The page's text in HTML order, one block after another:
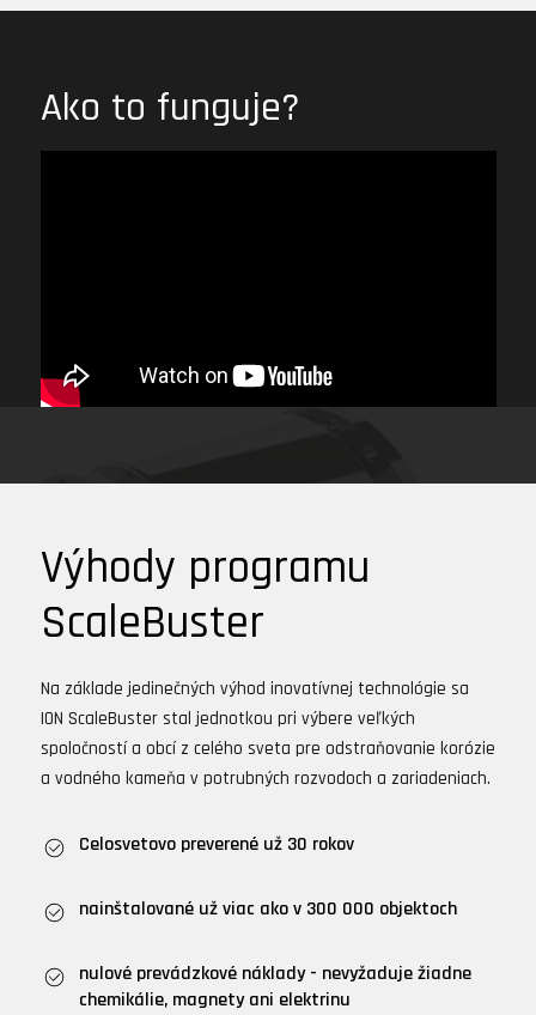
Ako to funguje?
Výhody programu
ScaleBuster
Na základe jedinečných výhod inovatívnej technológie sa
ION ScaleBuster stal jednotkou pri výbere veľkých
spoločností a obcí z celého sveta pre odstraňovanie korózie
a vodného kameňa v potrubných rozvodoch a zariadeniach.
Celosvetovo preverené už 30 rokov
nainštalované už viac ako v 300 000 objektoch
nulové prevádzkové náklady - nevyžaduje žiadne
chemikálie, magnety ani elektrinu